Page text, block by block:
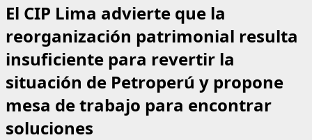
El CIP Lima advierte que la
reorganización patrimonial resulta
insuficiente para revertir la
situación de Petroperú y propone
mesa de trabajo para encontrar
soluciones